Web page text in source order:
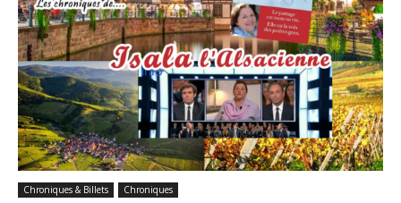
sans-
voix
Chroniques & Billets Chroniques